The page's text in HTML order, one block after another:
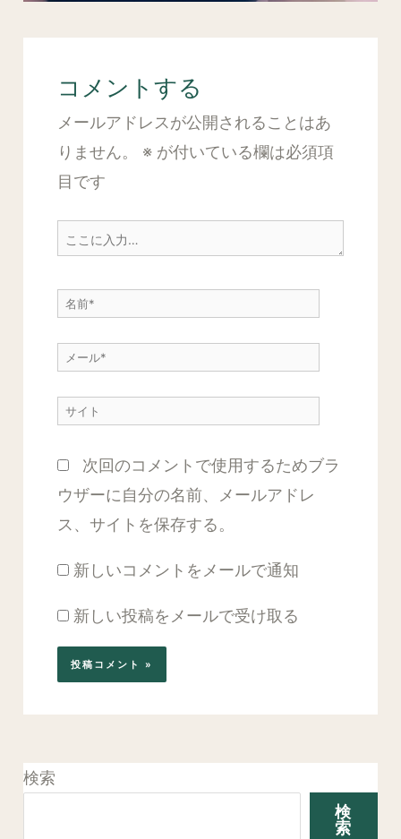
コメントする
メールアドレスが公開されることはあ
りません。
※ が付いている欄は必須項
目です
こ
に
入
力…
名
メ
ル
サ
ト
次回のコメントで使用するためブラ
ウザーに自分の名前、メールアドレ
ス、サイトを保存する。
新しいコメントをメールで通知
新しい投稿をメールで受け取る
検索
検
索